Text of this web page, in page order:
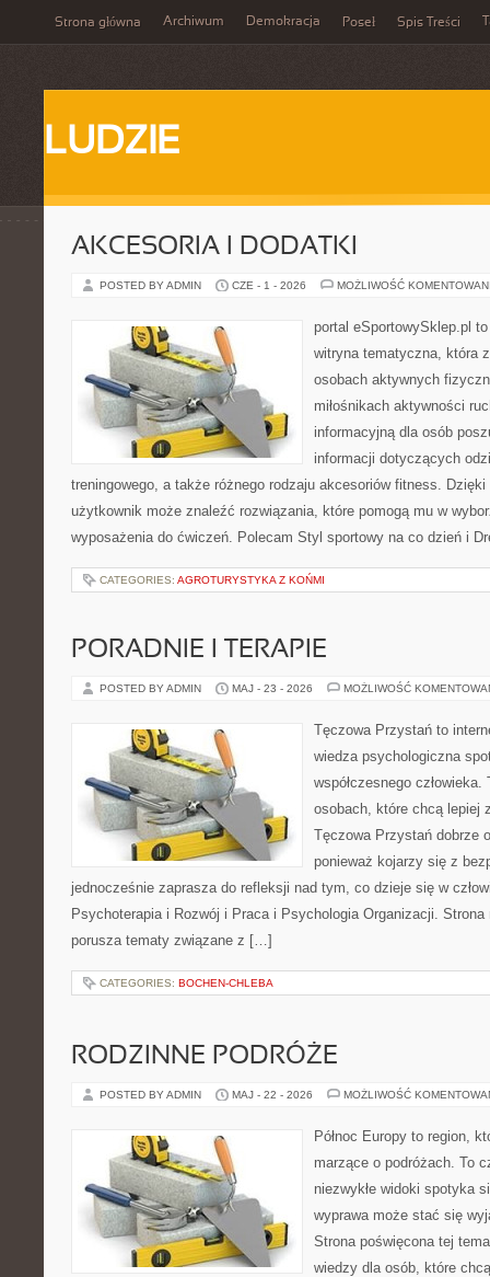
Strona główna Archiwum Demokracja Poseł Spis Treści
LUDZIE
AKCESORIA I DODATKI
POSTED BY ADMIN CZE - 1 - 2026 MOŻLIWOŚĆ
portal eSportowySklep.pl
witryna tematyczna, która
osobach aktywnych
miłośnikach aktywności
informacyjną dla osób
informacji dotyczących
treningowego, a także różnego rodzaju akcesoriów fitness.
użytkownik może znaleźć rozwiązania, które pomogą mu w
wyposażenia do ćwiczeń. Polecam Styl sportowy na co dzień i
CATEGORIES: AGROTURYSTYKA Z KOŃMI
PORADNIE I TERAPIE
POSTED BY ADMIN MAJ - 23 - 2026 MOŻLIWOŚĆ
Tęczowa Przystań to
wiedza psychologiczna
współczesnego
osobach, które chcą lepiej
Tęczowa Przystań dobrze
ponieważ kojarzy się z
jednocześnie zaprasza do refleksji nad tym, co dzieje się w
Psychoterapia i Rozwój i Praca i Psychologia Organizacji.
porusza tematy związane z […]
CATEGORIES: BOCHEN-CHLEBA
RODZINNE PODRÓŻE
POSTED BY ADMIN MAJ - 22 - 2026 MOŻLIWOŚĆ
Północ Europy to region,
marzące o podróżach. To
niezwykłe widoki spotyka
wyprawa może stać się
Strona poświęcona tej
wiedzy dla osób, które